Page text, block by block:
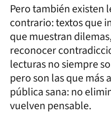
Pero también existen
contrario: textos que
que muestran
reconocer
lecturas no siempre
pero son las que más
pública sana: no
vuelven pensable.